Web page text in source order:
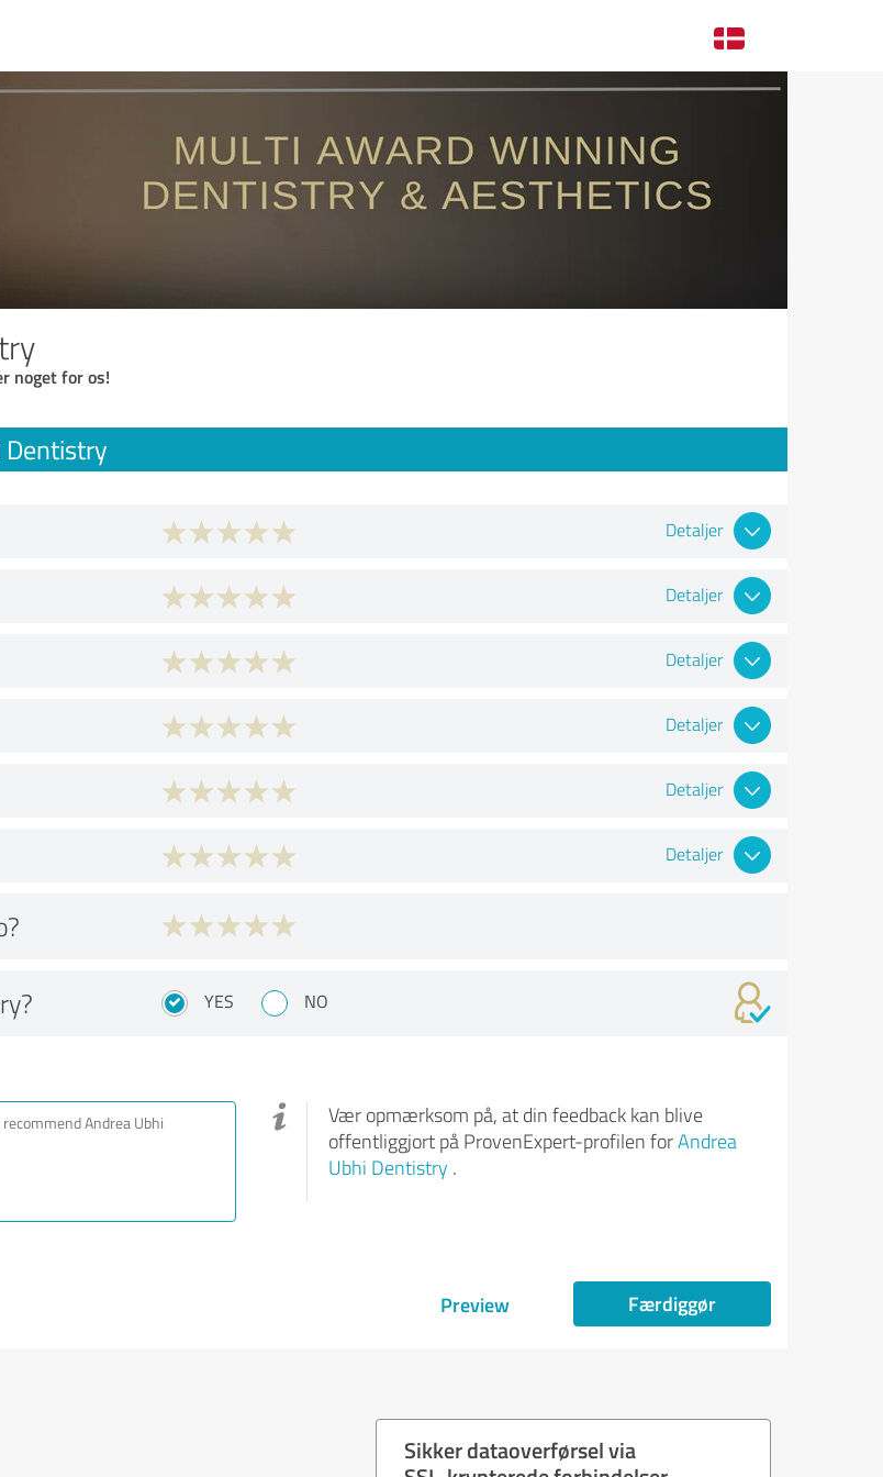
noget for os!
Dentistry
Detaljer
Detaljer
Detaljer
Detaljer
Detaljer
Detaljer
YES NO
Vær opmærksom på, at din feedback kan blive
offentliggjort på ProvenExpert-profilen forAndrea
Ubhi Dentistry .
Preview Færdiggør
Sikker dataoverførsel via